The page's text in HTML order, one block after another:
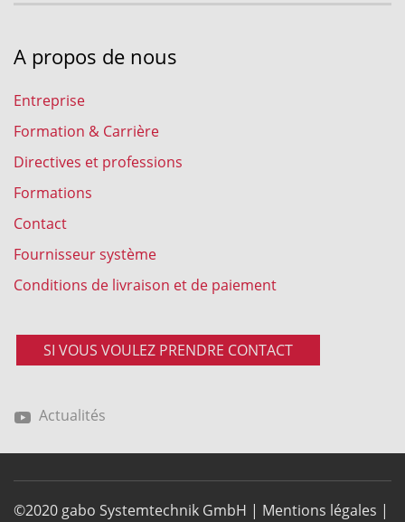
A propos de nous
Entreprise
Formation & Carrière
Directives et professions
Formations
Contact
Fournisseur système
Conditions de livraison et de paiement
SI VOUS VOULEZ PRENDRE CONTACT
Actualités
©2020 gabo Systemtechnik GmbH | Mentions légales |